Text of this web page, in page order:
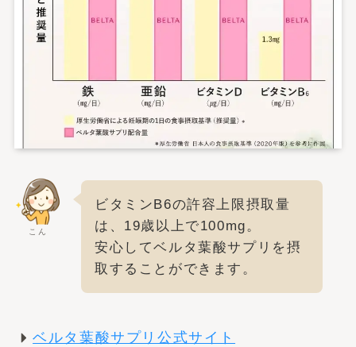
こん
ビタミンB6の許容上限摂取量
は、19歳以上で100mg。
安心してベルタ葉酸サプリを摂
取することができます。
ベルタ葉酸サプリ公式サイト